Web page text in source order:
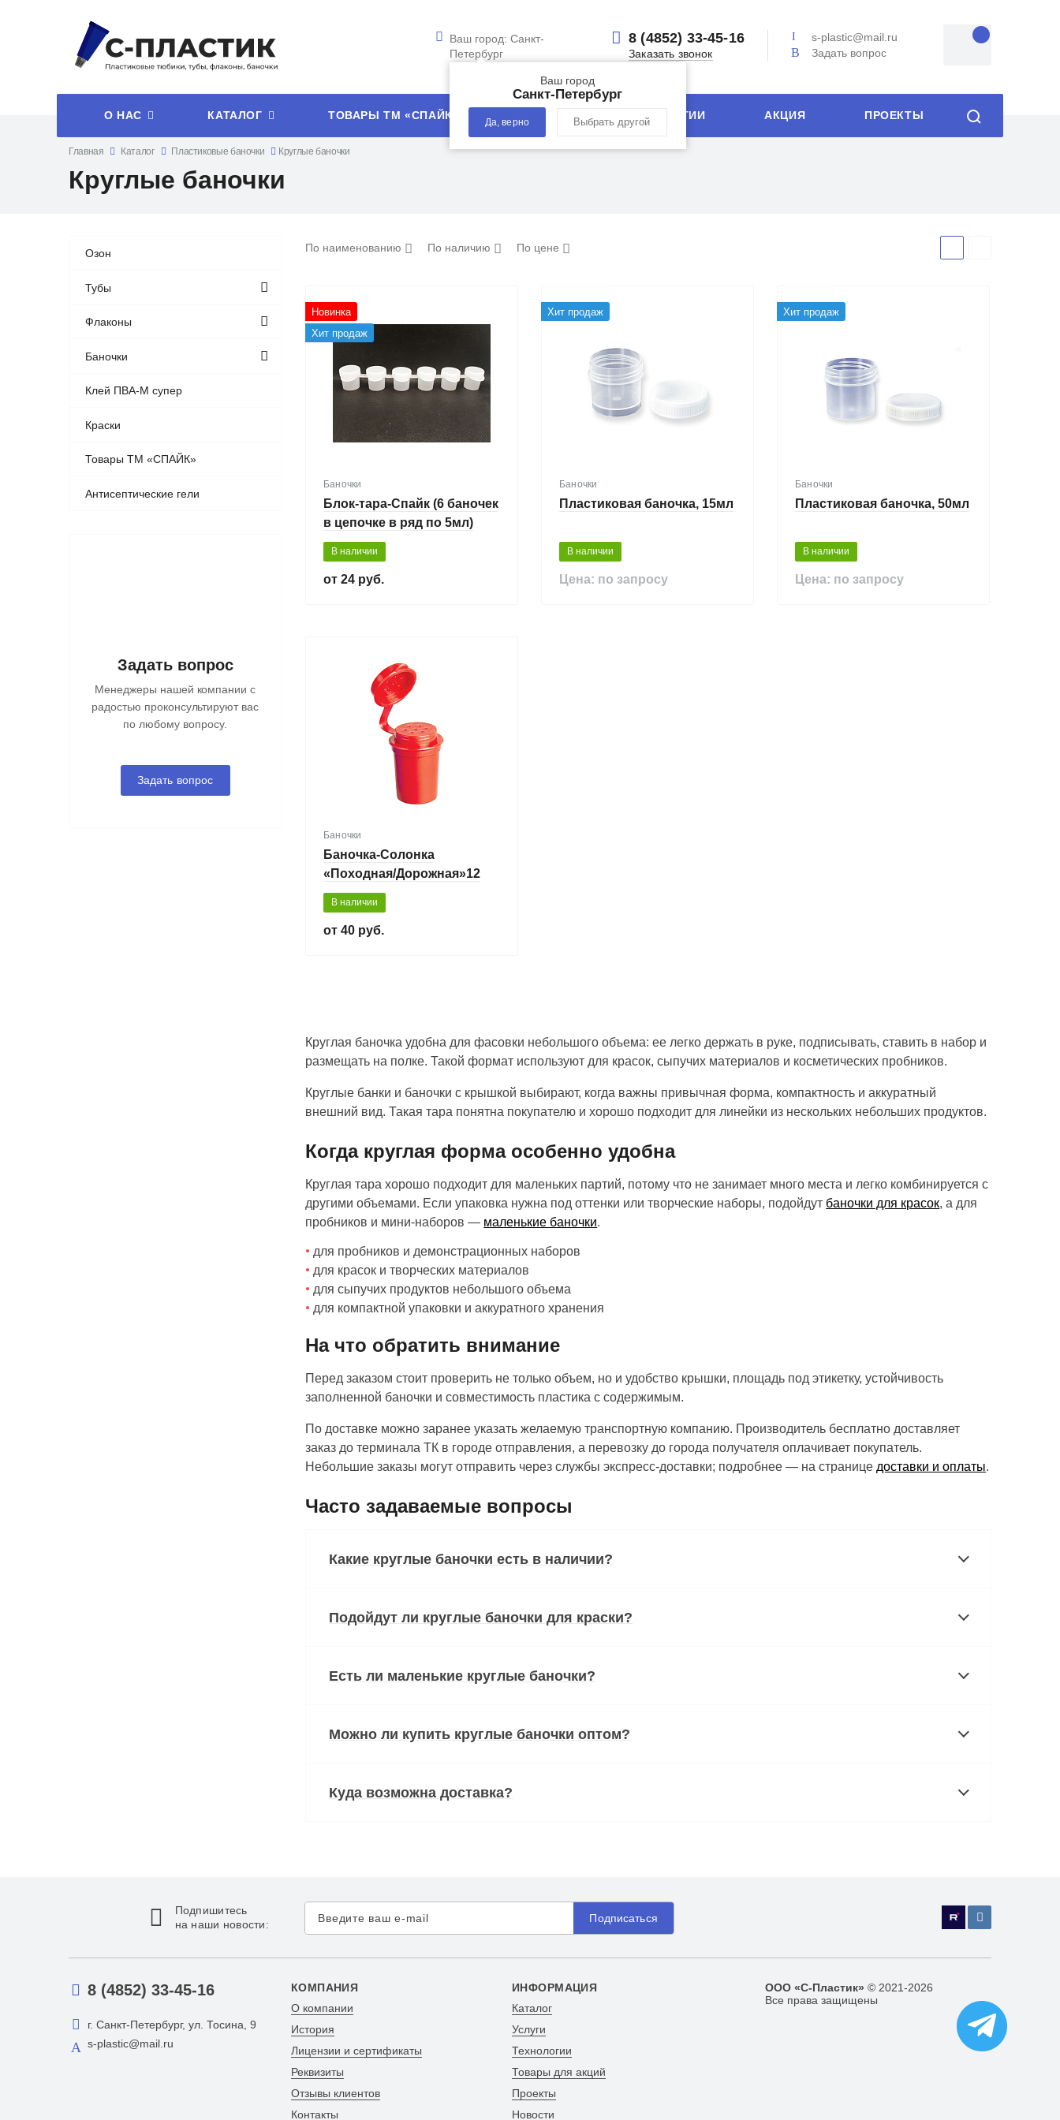
Ваш город: Санкт-
Петербург
Ваш город
Санкт-Петербург
Да, верно Выбрать другой
8 (4852) 33-45-16
Заказать звонок
s-plastic@mail.ru
Задать вопрос
О НАС КАТАЛОГ ТОВАРЫ ТМ «СПАЙК» ТЕХНОЛОГИИ АКЦИЯ ПРОЕКТЫ
Главная Каталог Пластиковые баночки Круглые баночки
Круглые баночки
Озон
Тубы
Флаконы
Баночки
Клей ПВА-М супер
Краски
Товары ТМ «СПАЙК»
Антисептические гели
Задать вопрос
Менеджеры нашей компании с
радостью проконсультируют вас
по любому вопросу.
Задать вопрос
По наименованию По наличию По цене
Новинка
Хит продаж
Баночки
Блок-тара-Спайк (6 баночек
в цепочке в ряд по 5мл)
В наличии
24 руб.
Хит продаж
Баночки
Пластиковая баночка, 15мл
В наличии
Цена: по запросу
Хит продаж
Баночки
Пластиковая баночка, 50мл
В наличии
Цена: по запросу
Баночки
Баночка-Солонка
«Походная/Дорожная»12
мл
В наличии
40 руб.
Круглая баночка удобна для фасовки небольшого объема: ее легко держать в руке, подписывать, ставить в набор и
размещать на полке. Такой формат используют для красок, сыпучих материалов и косметических пробников.
Круглые банки и баночки с крышкой выбирают, когда важны привычная форма, компактность и аккуратный
внешний вид. Такая тара понятна покупателю и хорошо подходит для линейки из нескольких небольших продуктов.
Когда круглая форма особенно удобна
Круглая тара хорошо подходит для маленьких партий, потому что не занимает много места и легко комбинируется с
другими объемами. Если упаковка нужна под оттенки или творческие наборы, подойдут баночки для красок, а для
пробников и мини-наборов — маленькие баночки.
для пробников и демонстрационных наборов
для красок и творческих материалов
для сыпучих продуктов небольшого объема
для компактной упаковки и аккуратного хранения
На что обратить внимание
Перед заказом стоит проверить не только объем, но и удобство крышки, площадь под этикетку, устойчивость
заполненной баночки и совместимость пластика с содержимым.
По доставке можно заранее указать желаемую транспортную компанию. Производитель бесплатно доставляет
заказ до терминала ТК в городе отправления, а перевозку до города получателя оплачивает покупатель.
Небольшие заказы могут отправить через службы экспресс-доставки; подробнее — на странице доставки и оплаты.
Часто задаваемые вопросы
Какие круглые баночки есть в наличии?
Подойдут ли круглые баночки для краски?
Есть ли маленькие круглые баночки?
Можно ли купить круглые баночки оптом?
Куда возможна доставка?
Подпишитесь
на наши новости:
Подписаться
8 (4852) 33-45-16
г. Санкт-Петербург, ул. Тосина, 9
s-plastic@mail.ru
КОМПАНИЯ
О компании
История
Лицензии и сертификаты
Реквизиты
Отзывы клиентов
Контакты
ИНФОРМАЦИЯ
Каталог
Услуги
Технологии
Товары для акций
Проекты
Новости
ООО «С-Пластик» © 2021-2026
Все права защищены